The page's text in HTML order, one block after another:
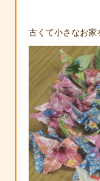
古くて小さなお